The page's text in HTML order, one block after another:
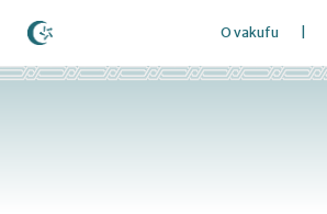
O vakufu